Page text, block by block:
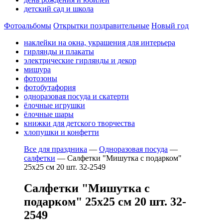
детский сад и школа
Фотоальбомы Открытки поздравительные Новый год
наклейки на окна, украшения для интерьера
гирлянды и плакаты
электрические гирлянды и декор
мишура
фотозоны
фотобутафория
одноразовая посуда и скатерти
ёлочные игрушки
ёлочные шары
книжки для детского творчества
хлопушки и конфетти
Все для праздника — Одноразовая посуда —
салфетки — Салфетки "Мишутка с подарком"
25х25 см 20 шт. 32-2549
Салфетки "Мишутка с
подарком" 25х25 см 20 шт. 32-
2549